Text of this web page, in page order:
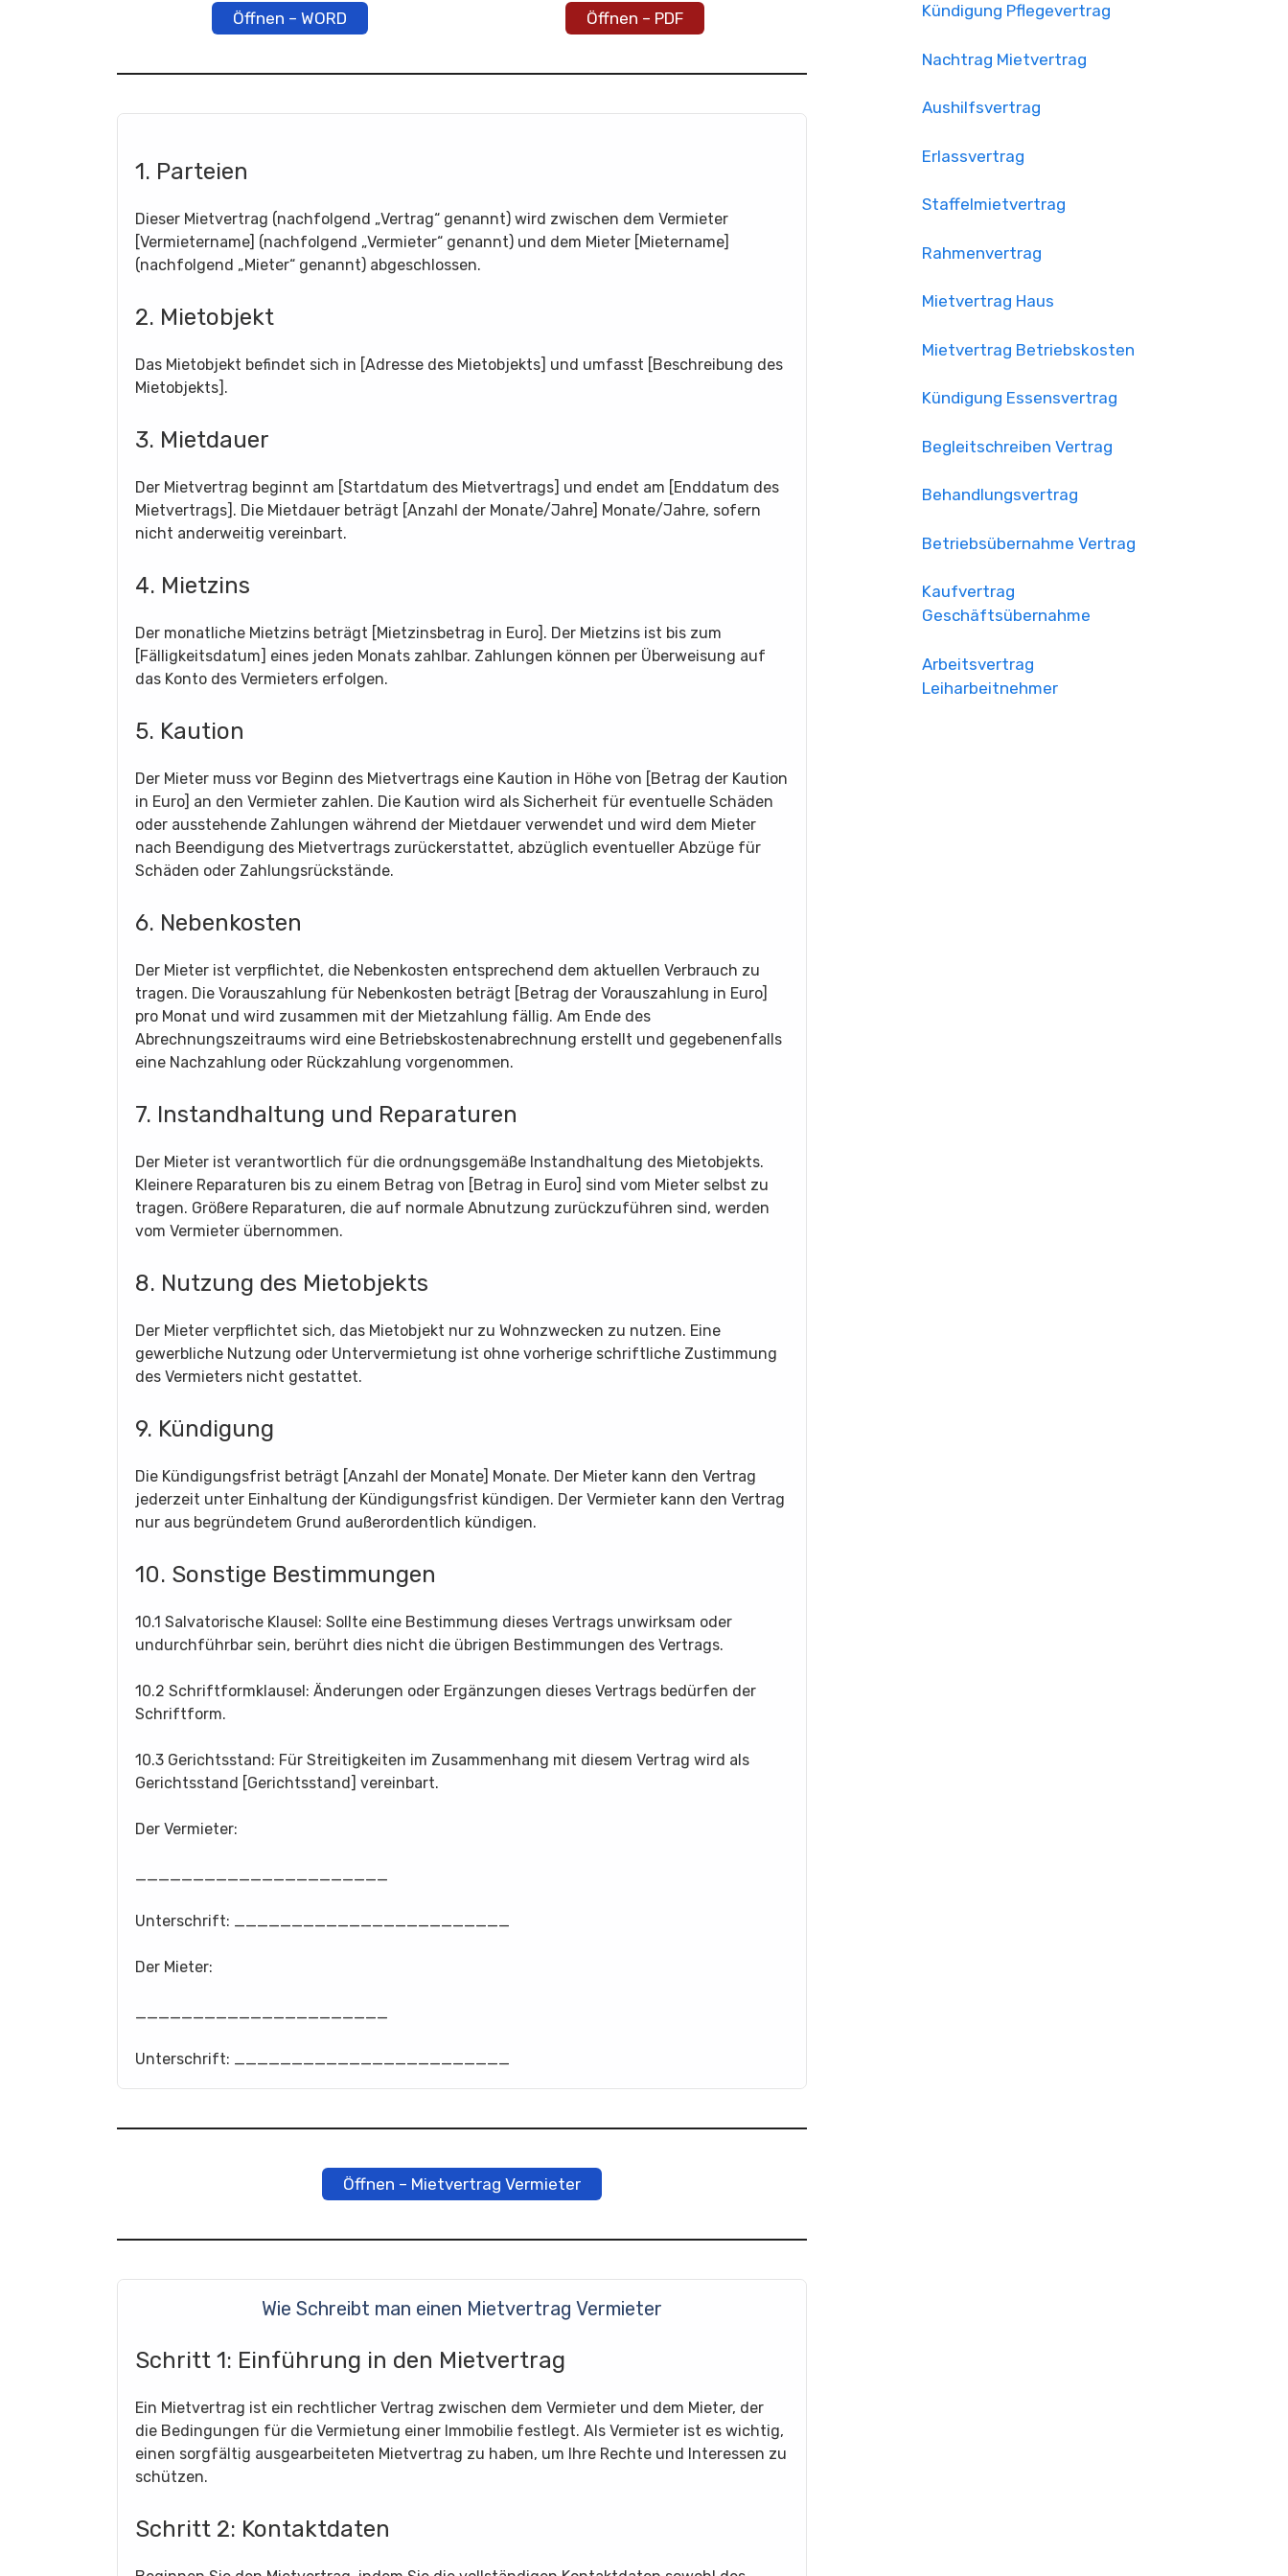
Öffnen – WORD Öffnen – PDF
1. Parteien
Dieser Mietvertrag (nachfolgend „Vertrag“ genannt) wird zwischen dem Vermieter
[Vermietername] (nachfolgend „Vermieter“ genannt) und dem Mieter [Mietername]
(nachfolgend „Mieter“ genannt) abgeschlossen.
2. Mietobjekt
Das Mietobjekt befindet sich in [Adresse des Mietobjekts] und umfasst [Beschreibung des
Mietobjekts].
3. Mietdauer
Der Mietvertrag beginnt am [Startdatum des Mietvertrags] und endet am [Enddatum des
Mietvertrags]. Die Mietdauer beträgt [Anzahl der Monate/Jahre] Monate/Jahre, sofern
nicht anderweitig vereinbart.
4. Mietzins
Der monatliche Mietzins beträgt [Mietzinsbetrag in Euro]. Der Mietzins ist bis zum
[Fälligkeitsdatum] eines jeden Monats zahlbar. Zahlungen können per Überweisung auf
das Konto des Vermieters erfolgen.
5. Kaution
Der Mieter muss vor Beginn des Mietvertrags eine Kaution in Höhe von [Betrag der Kaution
in Euro] an den Vermieter zahlen. Die Kaution wird als Sicherheit für eventuelle Schäden
oder ausstehende Zahlungen während der Mietdauer verwendet und wird dem Mieter
nach Beendigung des Mietvertrags zurückerstattet, abzüglich eventueller Abzüge für
Schäden oder Zahlungsrückstände.
6. Nebenkosten
Der Mieter ist verpflichtet, die Nebenkosten entsprechend dem aktuellen Verbrauch zu
tragen. Die Vorauszahlung für Nebenkosten beträgt [Betrag der Vorauszahlung in Euro]
pro Monat und wird zusammen mit der Mietzahlung fällig. Am Ende des
Abrechnungszeitraums wird eine Betriebskostenabrechnung erstellt und gegebenenfalls
eine Nachzahlung oder Rückzahlung vorgenommen.
7. Instandhaltung und Reparaturen
Der Mieter ist verantwortlich für die ordnungsgemäße Instandhaltung des Mietobjekts.
Kleinere Reparaturen bis zu einem Betrag von [Betrag in Euro] sind vom Mieter selbst zu
tragen. Größere Reparaturen, die auf normale Abnutzung zurückzuführen sind, werden
vom Vermieter übernommen.
8. Nutzung des Mietobjekts
Der Mieter verpflichtet sich, das Mietobjekt nur zu Wohnzwecken zu nutzen. Eine
gewerbliche Nutzung oder Untervermietung ist ohne vorherige schriftliche Zustimmung
des Vermieters nicht gestattet.
9. Kündigung
Die Kündigungsfrist beträgt [Anzahl der Monate] Monate. Der Mieter kann den Vertrag
jederzeit unter Einhaltung der Kündigungsfrist kündigen. Der Vermieter kann den Vertrag
nur aus begründetem Grund außerordentlich kündigen.
10. Sonstige Bestimmungen
10.1 Salvatorische Klausel: Sollte eine Bestimmung dieses Vertrags unwirksam oder
undurchführbar sein, berührt dies nicht die übrigen Bestimmungen des Vertrags.
10.2 Schriftformklausel: Änderungen oder Ergänzungen dieses Vertrags bedürfen der
Schriftform.
10.3 Gerichtsstand: Für Streitigkeiten im Zusammenhang mit diesem Vertrag wird als
Gerichtsstand [Gerichtsstand] vereinbart.
Der Vermieter:
______________________
Unterschrift: ________________________
Der Mieter:
______________________
Unterschrift: ________________________
Öffnen – Mietvertrag Vermieter
Wie Schreibt man einen Mietvertrag Vermieter
Schritt 1: Einführung in den Mietvertrag
Ein Mietvertrag ist ein rechtlicher Vertrag zwischen dem Vermieter und dem Mieter, der
die Bedingungen für die Vermietung einer Immobilie festlegt. Als Vermieter ist es wichtig,
einen sorgfältig ausgearbeiteten Mietvertrag zu haben, um Ihre Rechte und Interessen zu
schützen.
Schritt 2: Kontaktdaten
Kündigung Pflegevertrag
Nachtrag Mietvertrag
Aushilfsvertrag
Erlassvertrag
Staffelmietvertrag
Rahmenvertrag
Mietvertrag Haus
Mietvertrag Betriebskosten
Kündigung Essensvertrag
Begleitschreiben Vertrag
Behandlungsvertrag
Betriebsübernahme Vertrag
Kaufvertrag
Geschäftsübernahme
Arbeitsvertrag
Leiharbeitnehmer